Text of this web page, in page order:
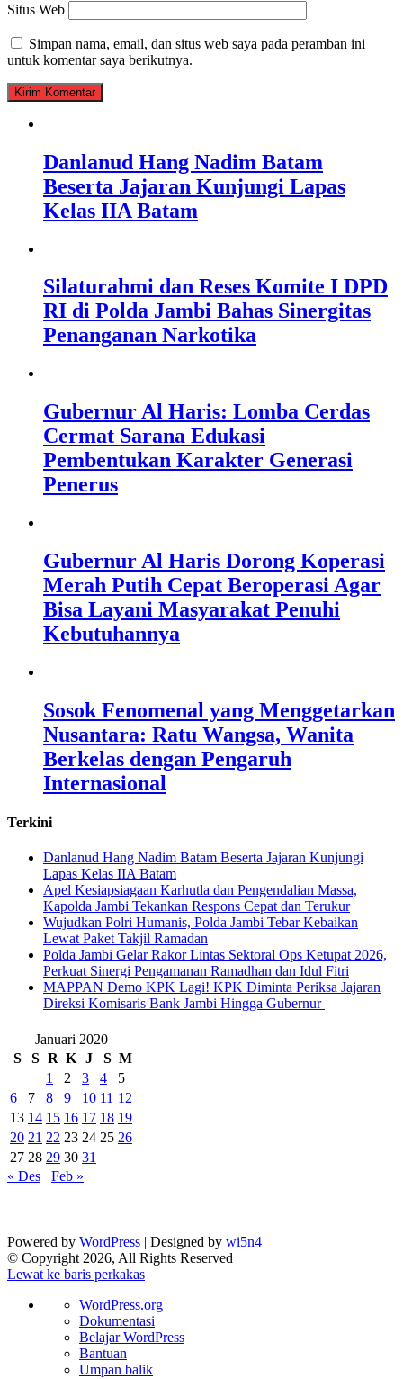
Situs Web
Simpan nama, email, dan situs web saya pada peramban ini
untuk komentar saya berikutnya.
Danlanud Hang Nadim Batam
Beserta Jajaran Kunjungi Lapas
Kelas IIA Batam
Silaturahmi dan Reses Komite I DPD
RI di Polda Jambi Bahas Sinergitas
Penanganan Narkotika
Gubernur Al Haris: Lomba Cerdas
Cermat Sarana Edukasi
Pembentukan Karakter Generasi
Penerus
Gubernur Al Haris Dorong Koperasi
Merah Putih Cepat Beroperasi Agar
Bisa Layani Masyarakat Penuhi
Kebutuhannya
Sosok Fenomenal yang Menggetarkan
Nusantara: Ratu Wangsa, Wanita
Berkelas dengan Pengaruh
Internasional
Terkini
Danlanud Hang Nadim Batam Beserta Jajaran Kunjungi
Lapas Kelas IIA Batam
Apel Kesiapsiagaan Karhutla dan Pengendalian Massa,
Kapolda Jambi Tekankan Respons Cepat dan Terukur
Wujudkan Polri Humanis, Polda Jambi Tebar Kebaikan
Lewat Paket Takjil Ramadan
Polda Jambi Gelar Rakor Lintas Sektoral Ops Ketupat 2026,
Perkuat Sinergi Pengamanan Ramadhan dan Idul Fitri
‎MAPPAN Demo KPK Lagi! KPK Diminta Periksa Jajaran
Direksi Komisaris Bank Jambi Hingga Gubernur ‎
Januari 2020
S
S R K J S M
1
2 3 4
5
6
7 8 9 10 11 12
13 14 15 16 17 18 19
20 21 22 23 24 25 26
27 28 29 30 31
« Des
Feb »
Powered by WordPress | Designed by wi5n4
© Copyright 2026, All Rights Reserved
Lewat ke baris perkakas
Tentang
WordPress
WordPress.org
Dokumentasi
Belajar WordPress
Bantuan
Umpan balik